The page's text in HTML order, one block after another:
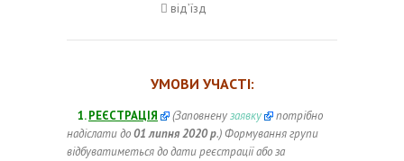
 від’їзд
УМОВИ УЧАСТІ:
1.РЕЄСТРАЦІЯ (Заповненузаявку
потрібно
надіслати до01 липня 2020 р.) Формування групи
відбуватиметься до дати реєстрації або за